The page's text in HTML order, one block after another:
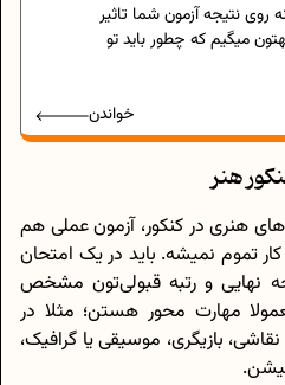
روی نتیجه‌ آزمون شما تاثیر
میگیم که چطور باید تو
خواندن
هنر
هنری در کنکور، آزمون عملی هم
تموم نمیشه. باید در یک امتحان
نهایی و رتبه قبولی‌تون مشخص
مهارت‌ محور هستن؛ مثلا در
بازیگری، موسیقی یا گرافیک،